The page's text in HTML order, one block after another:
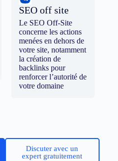
SEO off site
Le SEO Off-Site
concerne les actions
menées en dehors de
votre site, notamment
la création de
backlinks pour
renforcer l’autorité de
votre domaine
Discuter avec un
expert gratuitement